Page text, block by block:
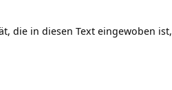
die in diesen Text eingewoben ist,